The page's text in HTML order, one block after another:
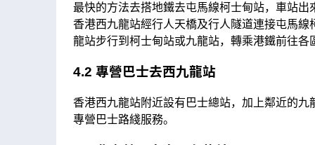
最快的方法去搭地鐵去屯馬線柯士甸站，車站出
香港西九龍站經行人天橋及行人隧道連接屯馬
龍站步行到柯士甸站或九龍站，轉乘港鐵前往各
4.2 專營巴士去西九龍站
香港西九龍站附近設有巴士總站，加上鄰近的
專營巴士路綫服務。